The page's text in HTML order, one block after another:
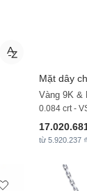
Mặt dây
Vàng 9K &
0.084 crt -
từ 5.920.237 ₫